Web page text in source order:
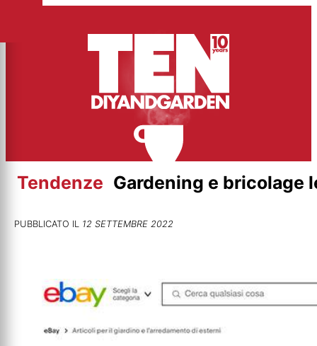
contenuto
Tendenze Gardening e bricolage
PUBBLICATO IL 12 SETTEMBRE 2022